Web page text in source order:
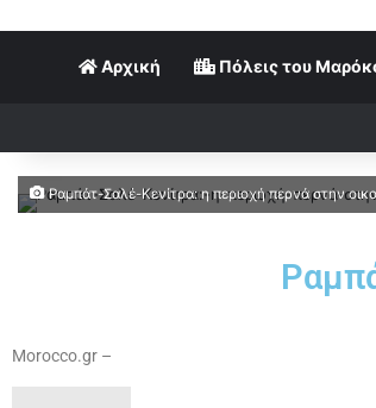
Αρχική Πόλεις του
Ραμπάτ-Σαλέ-Κενίτρα: η περιοχή περνά στην
Morocco.gr –